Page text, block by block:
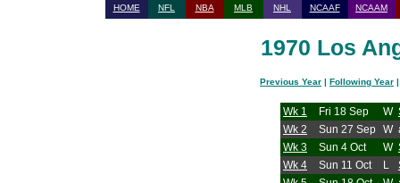
HOME NFL NBA MLB NHL NCAAF NCAAM
1970 Los
Previous Year | Following Year
Wk 1 Fri 18 Sep W
Wk 2
Sun 27 Sep W
Wk 3
Sun 4 Oct W
Wk 4
Sun 11 Oct L